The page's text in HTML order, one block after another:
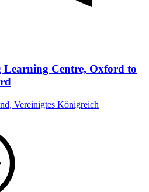
Centre, Oxford to
Vereinigtes Königreich